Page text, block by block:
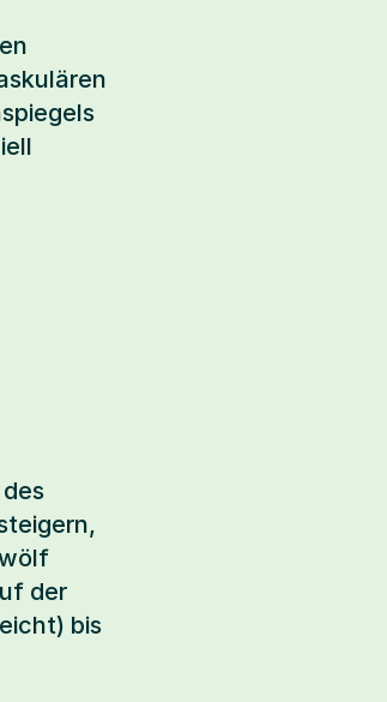
der
bis